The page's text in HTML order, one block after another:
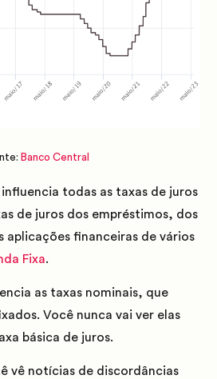
Banco Central
todas as taxas de juros
de juros dos empréstimos, dos
aplicações financeiras de vários
Fixa.
as taxas nominais, que
Você nunca vai ver elas
básica de juros.
vê notícias de discordâncias